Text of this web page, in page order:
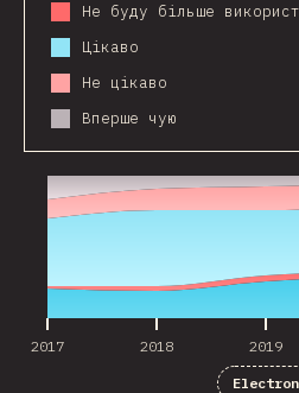
Не буду більше
Цікаво
Не цікаво
Вперше чую
2017 2018 2019
2017 2018 2019
Electron